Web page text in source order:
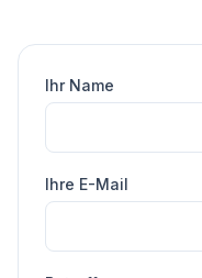
Ihr Name
Ihre E-Mail